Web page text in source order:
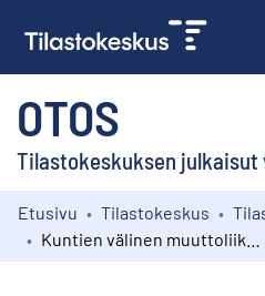
OTOS
Tilastokeskuksen julkaisut
Kokoelmat
Etusivu Tilastokeskus